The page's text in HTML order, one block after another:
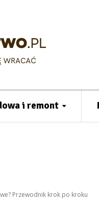
i remont
Przewodnik krok po kroku